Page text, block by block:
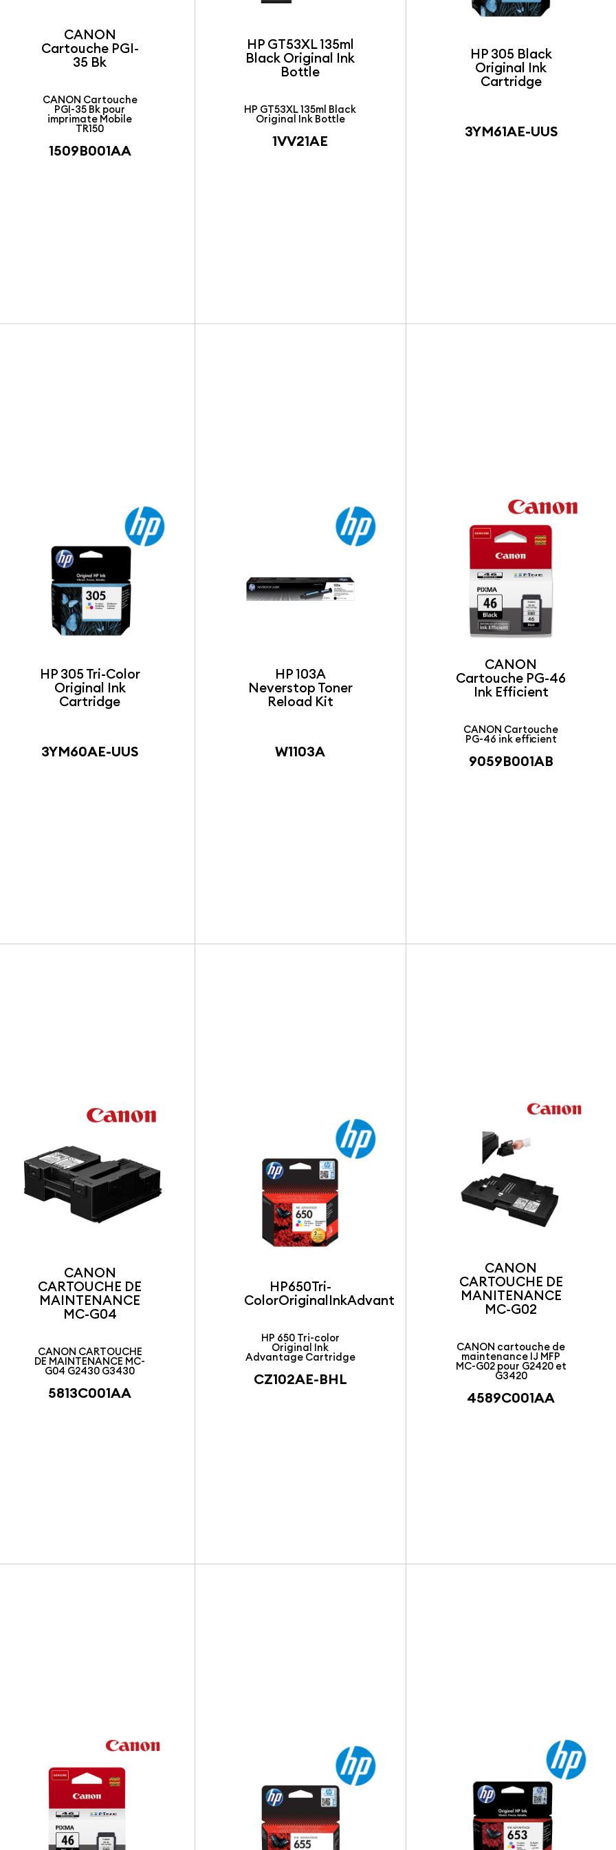
CANON
Cartouche PGI-
35 Bk
CANON Cartouche
PGI-35 Bk pour
imprimate Mobile
TR150
1509B001AA
HP GT53XL 135ml
Black Original Ink
Bottle
HP GT53XL 135ml Black
Original Ink Bottle
1VV21AE
HP 305 Black
Original Ink
Cartridge
3YM61AE-UUS
HP 305 Tri-Color
Original Ink
Cartridge
3YM60AE-UUS
HP 103A
Neverstop Toner
Reload Kit
W1103A
CANON
Cartouche PG-46
Ink Efficient
CANON Cartouche
PG-46 ink efficient
9059B001AB
CANON
CARTOUCHE DE
MAINTENANCE
MC-G04
CANON CARTOUCHE
DE MAINTENANCE MC-
G04 G2430 G3430
5813C001AA
HP650Tri-
ColorOriginalInkAdvantageCartridge
HP 650 Tri-color
Original Ink
Advantage Cartridge
CZ102AE-BHL
CANON
CARTOUCHE DE
MANITENANCE
MC-G02
CANON cartouche de
maintenance IJ MFP
MC-G02 pour G2420 et
G3420
4589C001AA